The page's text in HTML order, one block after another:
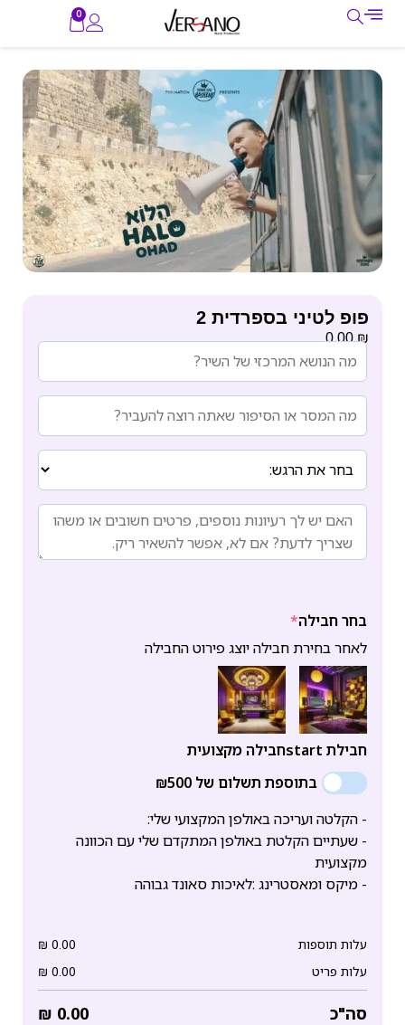
0
פופ לטיני בספרדית 2
0.00₪
בחר חבילה*
לאחר בחירת חבילה יוצג פירוט החבילה
חבילת start
חבילה מקצועית
בתוספת תשלום של ₪500
- הקלטה ועריכה באולפן המקצועי שלי:
- שעתיים הקלטת באולפן המתקדם שלי עם הכוונה
מקצועית
- מיקס ומאסטרינג :לאיכות סאונד גבוהה
עלות תוספות 0.00
₪
עלות פריט
0.00
₪
סה"כ 0.00
₪